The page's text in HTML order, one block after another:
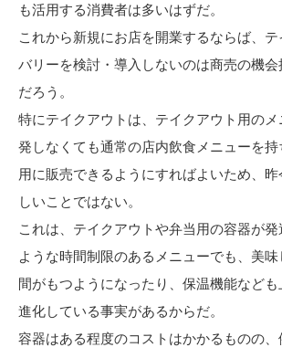
も活用する消費者は多いはずだ。
これから新規にお店を開業するならば、テ
バリーを検討・導入しないのは商売の機
だろう。
特にテイクアウトは、テイクアウト用の
発しなくても通常の店内飲食メニューを持
用に販売できるようにすればよいため、
しいことではない。
これは、テイクアウトや弁当用の容器が
ような時間制限のあるメニューでも、美
間がもつようになったり、保温機能など
進化している事実があるからだ。
容器はある程度のコストはかかるものの